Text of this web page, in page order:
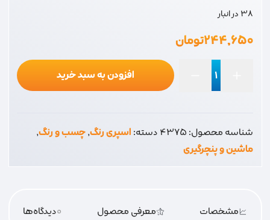
38 در انبار
۲۴۴,۶۵۰تومان
عدد
افزودن به سبد خرید
شناسه محصول:4375دسته:اسپری رنگ,چسب و رنگ,
ماشین و پنچرگیری
مشخصات معرفی محصول 0دیدگاه‌‌ها